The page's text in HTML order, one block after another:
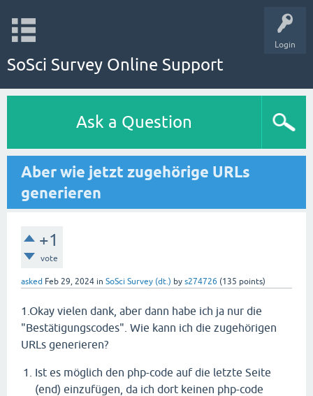
Login
SoSci Survey Online Support
Ask a Question
Aber wie jetzt zugehörige URLs
generieren
+1
vote
asked Feb 29, 2024 in SoSci Survey (dt.) by s274726 (135 points)
1.Okay vielen dank, aber dann habe ich ja nur die
"Bestätigungscodes". Wie kann ich die zugehörigen
URLs generieren?
Ist es möglich den php-code auf die letzte Seite
(end) einzufügen, da ich dort keinen php-code